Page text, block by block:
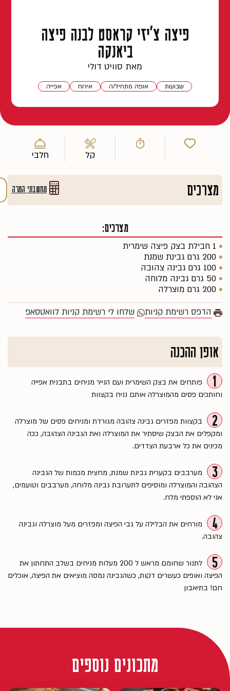
פיצה צ'יזי קראסט לבנה פיצה
ביאנקה
מאת סוויט דולי
שבועות אופה מתחיל/ה אירוח אפייה
קל חלבי
מצרכים מחשבוני המרה
מצרכים:
1 חבילת בצק פיצה שימרית
200 גרם גבינת שמנת
100 גרם גבינה צהובה
50 גרם גבינה מלוחה
200 גרם מוצרלה
הדפס רשימת קניות שלחו לי רשימת קניות לוואטסאפ
אופן ההכנה
1
פותחים את בצק השימרית ועם הנייר מניחים בתבנית אפייה
וחותכים פסים מהמוצרלה אותם נניח בקצוות
2
בקצוות מפזרים גבינה צהובה מגורדת ומניחים פסים של מוצרלה
ומקפלים את הבצק שיסתיר את המוצרלה ואת הגבינה הצהובה, ככה
מכינים את כל ארבעת הצדדים.
3
מערבבים בקערית גבינת שמנת, מחצית מכמות של הגבינה
הצהובה והמוצרלה ומוסיפים לתערובת גבינה מלוחה, מערבבים וטועמים,
אני לא הוספתי מלח.
4
מורחים את הבלילה על גבי הפיצה ומפזרים מעל מוצרלה וגבינה
צהובה.
5
לתנור שחומם מראש ל 200 מעלות מניחים בשלב התחתון את
הפיצה ואופים כעשרים דקות, כשהגבינה נמסה מוציאים את הפיצה, אוכלים
חם! בתיאבון
מתכונים נוספים